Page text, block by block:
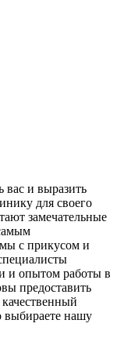
вас и выразить
для своего
замечательные
с прикусом и
и опытом работы в
предоставить
выбираете нашу